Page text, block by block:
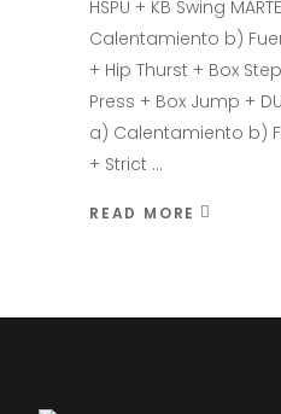
HSPU + KB Swing
Calentamiento b)
+ Hip Thurst + Box
Press + Box Jump +
a) Calentamiento b)
+ Strict
READ MORE